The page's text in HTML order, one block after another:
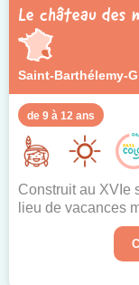
Le château des
Saint-Barthélemy-
de 9 à 12 ans
Construit au XVIe
lieu de vacances